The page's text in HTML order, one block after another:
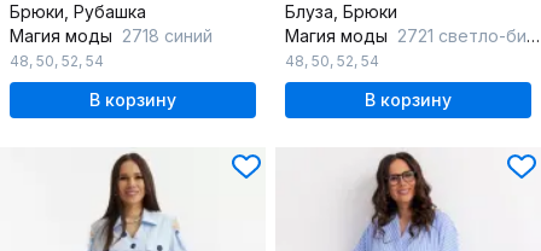
Брюки, Рубашка
Магия моды 2718 синий
48, 50, 52, 54
В корзину
Блуза, Брюки
Магия моды 2721 светло-бирюзовый
48, 50, 52, 54
В корзину